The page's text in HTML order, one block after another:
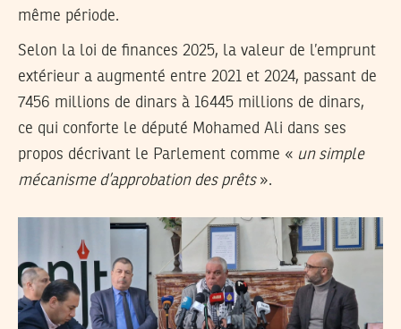
même période.
Selon la loi de finances 2025, la valeur de l’emprunt
extérieur a augmenté entre 2021 et 2024, passant de
7456 millions de dinars à 16445 millions de dinars,
ce qui conforte le député Mohamed Ali dans ses
propos décrivant le Parlement comme « un simple
mécanisme d’approbation des prêts ».